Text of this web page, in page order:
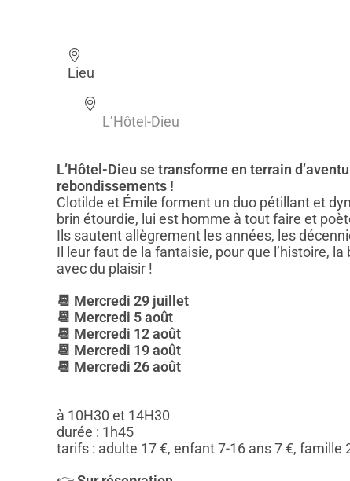
Lieu
L’Hôtel-Dieu
L’Hôtel-Dieu se transforme en terrain
rebondissements !
Clotilde et Émile forment un duo pétillant et
brin étourdie, lui est homme à tout faire et
Ils sautent allègrement les années, les
Il leur faut de la fantaisie, pour que l’histoire,
avec du plaisir !
📆 Mercredi 29 juillet
📆 Mercredi 5 août
📆 Mercredi 12 août
📆 Mercredi 19 août
📆 Mercredi 26 août
à 10H30 et 14H30
durée : 1h45
tarifs : adulte 17 €, enfant 7-16 ans 7 €, famille